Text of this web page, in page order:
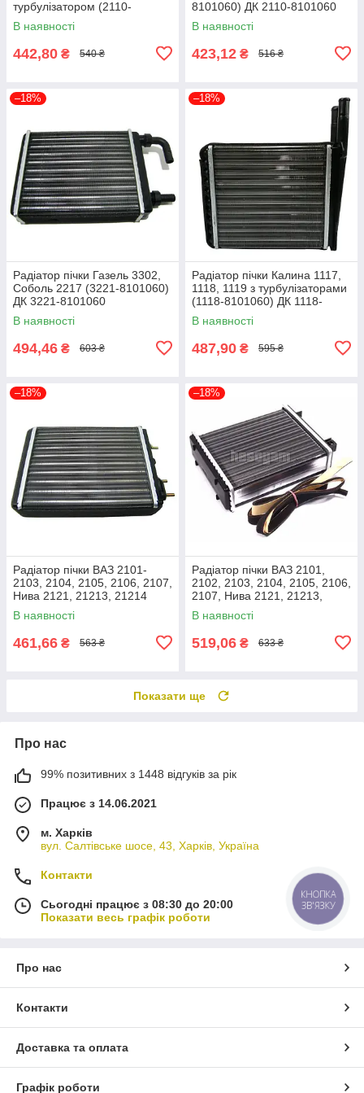
турбулізатором (2110-
8101060) ДК 2110-8101060t
В наявності
442,80 ₴ 540 ₴
8101060) ДК 2110-8101060
В наявності
423,12 ₴ 516 ₴
–18%
Радіатор пічки Газель 3302,
Соболь 2217 (3221-8101060)
ДК 3221-8101060
В наявності
494,46 ₴ 603 ₴
–18%
Радіатор пічки Калина 1117,
1118, 1119 з турбулізаторами
(1118-8101060) ДК 1118-
8101060t
В наявності
487,90 ₴ 595 ₴
–18%
Радіатор пічки ВАЗ 2101-
2103, 2104, 2105, 2106, 2107,
Нива 2121, 21213, 21214
(2101-8101050) ДК 2101-
8101050
В наявності
461,66 ₴ 563 ₴
–18%
Радіатор пічки ВАЗ 2101,
2102, 2103, 2104, 2105, 2106,
2107, Нива 2121, 21213,
21214 Tempest 2101-8101050
В наявності
519,06 ₴ 633 ₴
Показати ще
Про нас
99% позитивних з 1448 відгуків за рік
Працює з 14.06.2021
м. Харків
вул. Салтівське шосе, 43, Харків, Україна
Контакти
Сьогодні працює з 08:30 до 20:00
Показати весь графік роботи
Про нас
Контакти
Доставка та оплата
Графік роботи
КНОПКА
ЗВ'ЯЗКУ